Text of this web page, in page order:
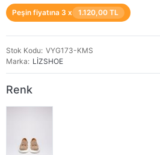
Peşin fiyatına 3 x 1.120,00 TL
Stok Kodu VYG173-KMS
Marka
LİZSHOE
Renk